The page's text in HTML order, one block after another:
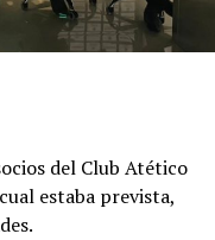
del Club Atético
estaba prevista,